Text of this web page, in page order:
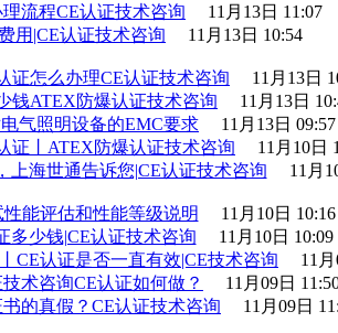
流程CE认证技术咨询
11月13日 11:07
用|CE认证技术咨询
11月13日 10:54
证怎么办理CE认证技术咨询
11月13日
钱ATEX防爆认证技术咨询
11月13日
气照明设备的EMC要求
11月13日 09:57
证丨ATEX防爆认证技术咨询
11月10日
上海世通告诉您|CE认证技术咨询
11月
能评估和性能等级说明
11月10日 10:16
多少钱|CE认证技术咨询
11月10日 10:09
CE认证是否一直有效|CE技术咨询
11
术咨询CE认证如何做？
11月09日
的真假？CE认证技术咨询
11月09日